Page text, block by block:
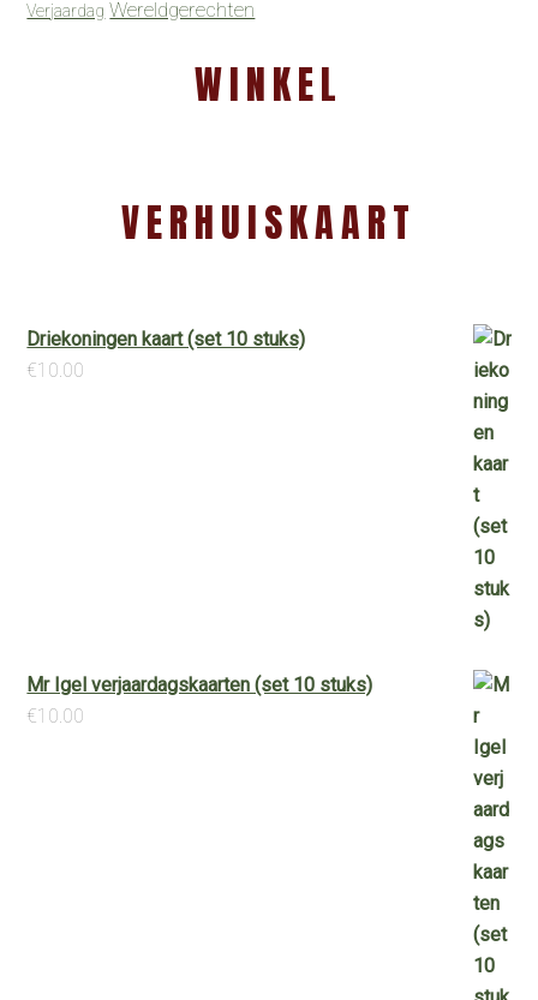
Verjaardag Wereldgerechten
WINKEL
VERHUISKAART
Driekoningen kaart (set 10 stuks)
€10.00
Mr Igel verjaardagskaarten (set 10 stuks)
€10.00